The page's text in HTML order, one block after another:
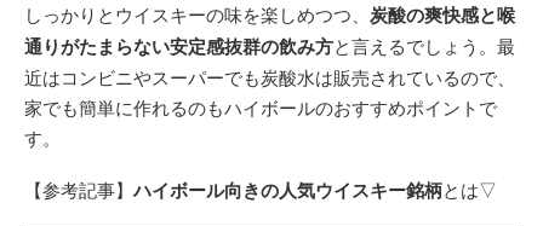
しっかりとウイスキーの味を楽しめつつ、 炭酸の爽快感と喉
通りがたまらない安定感抜群の飲み方と言えるでしょう。最
近はコンビニやスーパーでも炭酸水は販売されているので、
家でも簡単に作れるのもハイボールのおすすめポイントで
す。
【参考記事】ハイボール向きの人気ウイスキー銘柄とは▽